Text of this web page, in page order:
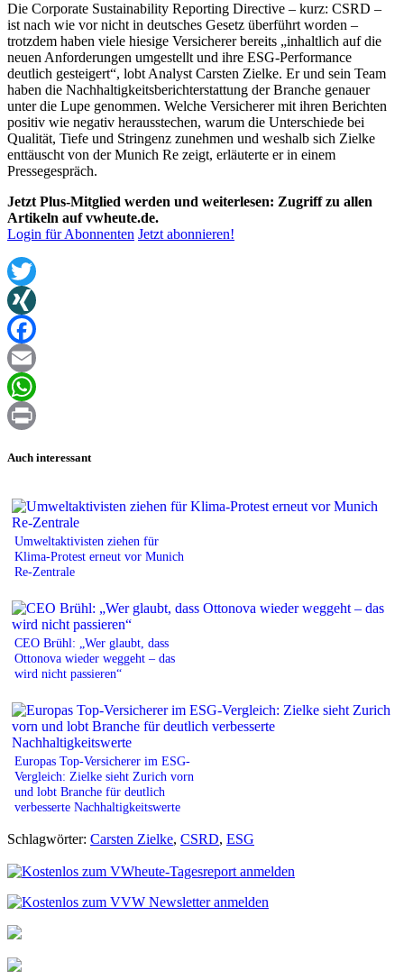
Die Corporate Sustainability Reporting Directive – kurz: CSRD –
ist nach wie vor nicht in deutsches Gesetz überführt worden –
trotzdem haben viele hiesige Versicherer bereits „inhaltlich auf die
neuen Anforderungen umgestellt und ihre ESG-Performance
deutlich gesteigert“, lobt Analyst Carsten Zielke. Er und sein Team
haben die Nachhaltigkeitsberichterstattung der Branche genauer
unter die Lupe genommen. Welche Versicherer mit ihren Berichten
positiv wie negativ herausstechen, warum die Unterschiede bei
Qualität, Tiefe und Stringenz zunehmen und weshalb sich Zielke
enttäuscht von der Munich Re zeigt, erläuterte er in einem
Pressegespräch.
Jetzt Plus-Mitglied werden und weiterlesen: Zugriff zu allen
Artikeln auf vwheute.de.
Login für Abonnenten Jetzt abonnieren!
Twitter
XING
Facebook
Email
WhatsApp
Auch interessant
Umweltaktivisten ziehen für
Klima-Protest erneut vor Munich
Re-Zentrale
CEO Brühl: „Wer glaubt, dass
Ottonova wieder weggeht – das
wird nicht passieren“
Europas Top-Versicherer im ESG-
Vergleich: Zielke sieht Zurich vorn
und lobt Branche für deutlich
verbesserte Nachhaltigkeitswerte
Schlagwörter: Carsten Zielke, CSRD, ESG